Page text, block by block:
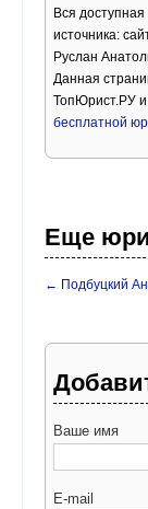
Вся
источника:
Руслан
Данная
ТопЮрист.РУ и
бесплатной
Еще
← Подбуцкий
Ваше имя
E-mail